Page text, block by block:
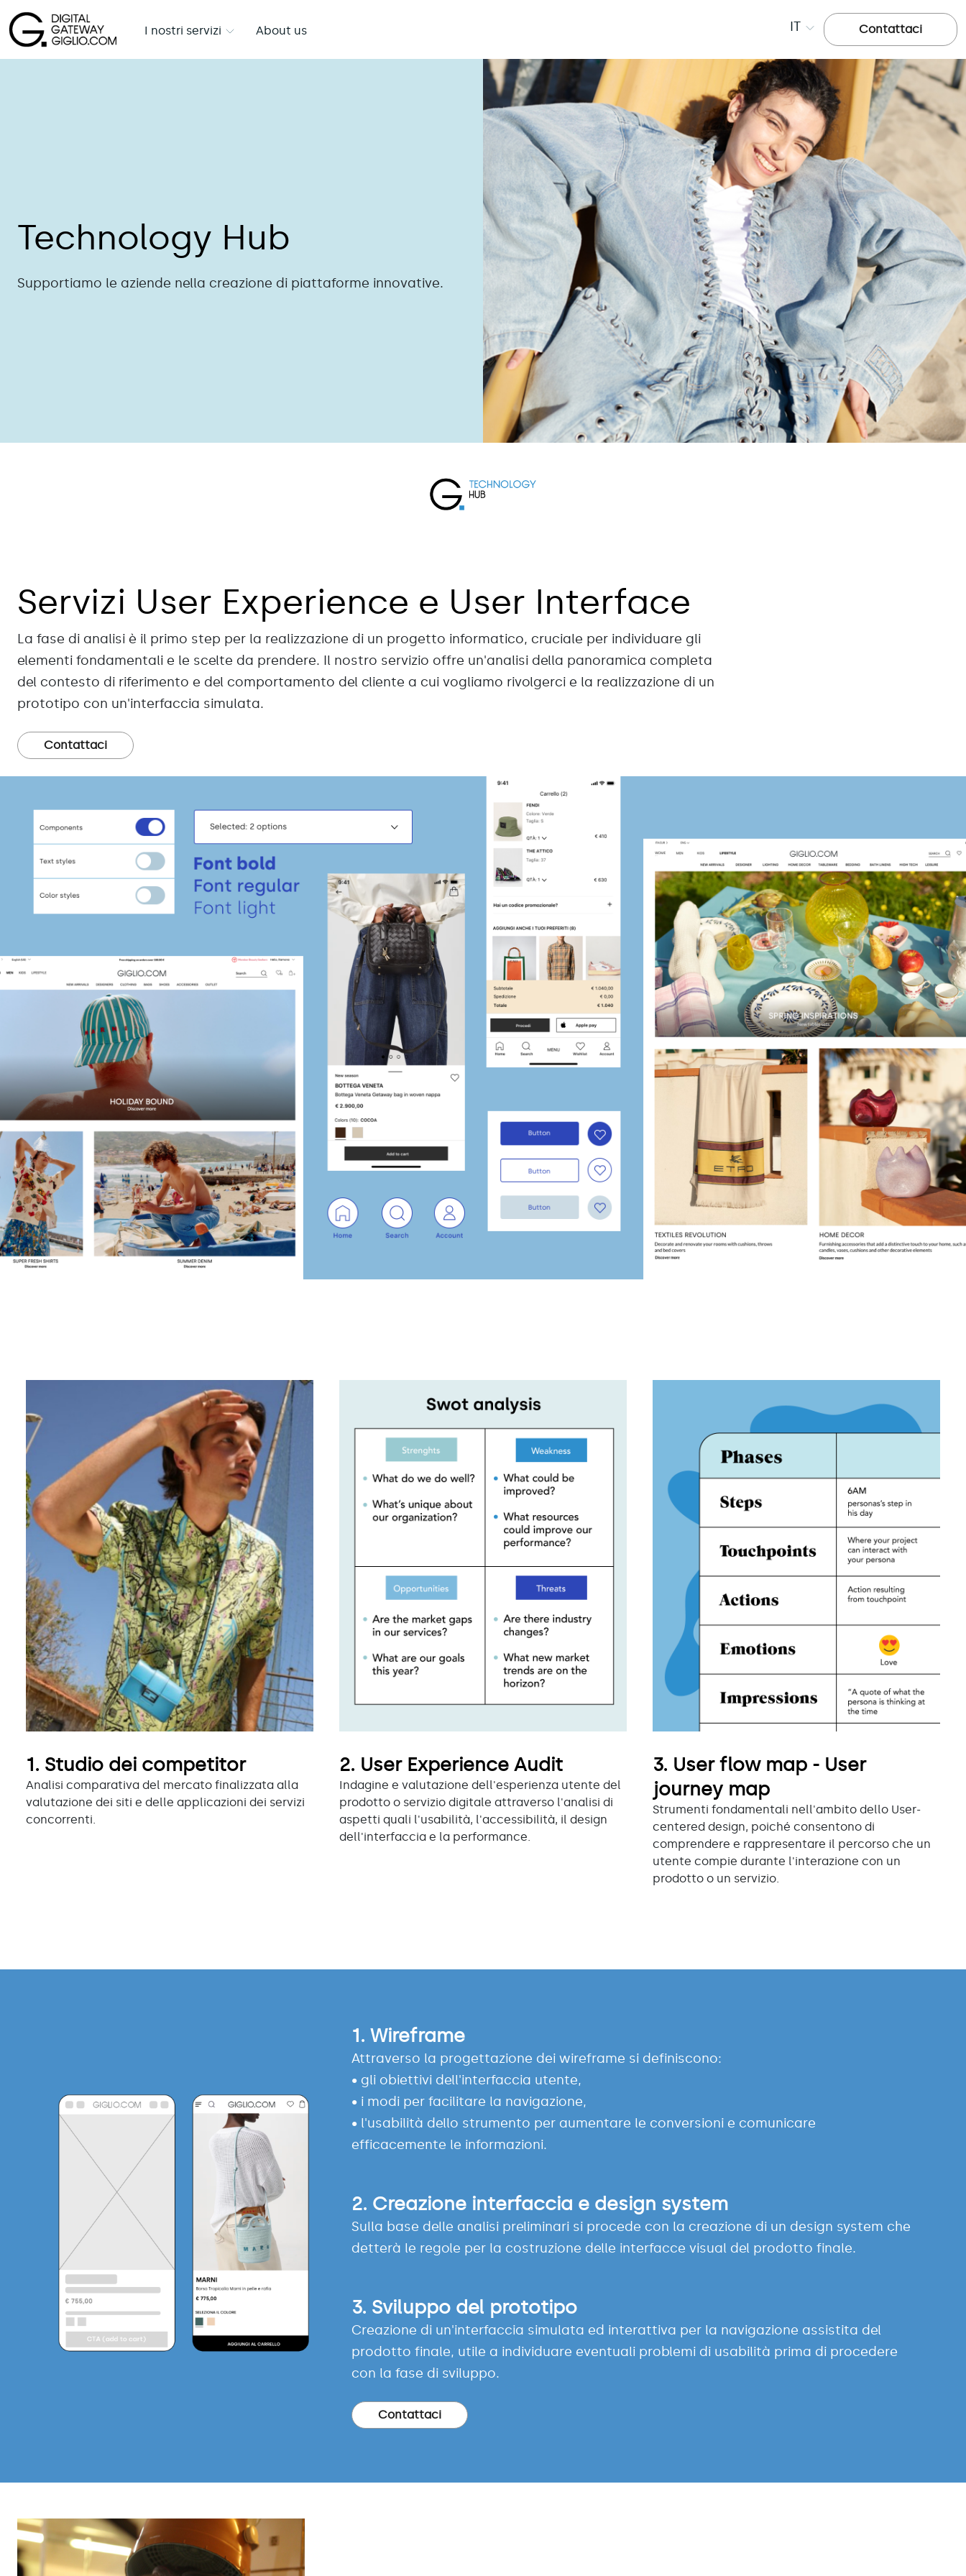
I nostri servizi About us IT Contattaci
Technology Hub
Supportiamo le aziende nella creazione di piattaforme innovative.
Servizi User Experience e User Interface
La fase di analisi è il primo step per la realizzazione di un progetto informatico, cruciale per individuare gli
elementi fondamentali e le scelte da prendere. Il nostro servizio offre un'analisi della panoramica completa
del contesto di riferimento e del comportamento del cliente a cui vogliamo rivolgerci e la realizzazione di un
prototipo con un'interfaccia simulata.
Contattaci
1. Studio dei competitor
Analisi comparativa del mercato finalizzata alla
valutazione dei siti e delle applicazioni dei servizi
concorrenti.
2. User Experience Audit
Indagine e valutazione dell'esperienza utente del
prodotto o servizio digitale attraverso l'analisi di
aspetti quali l'usabilità, l'accessibilità, il design
dell'interfaccia e la performance.
3. User flow map - User
journey map
Strumenti fondamentali nell'ambito dello User-
centered design, poiché consentono di
comprendere e rappresentare il percorso che un
utente compie durante l'interazione con un
prodotto o un servizio.
1. Wireframe
Attraverso la progettazione dei wireframe si definiscono:
• gli obiettivi dell'interfaccia utente,
• i modi per facilitare la navigazione,
• l'usabilità dello strumento per aumentare le conversioni e comunicare
efficacemente le informazioni.
2. Creazione interfaccia e design system
Sulla base delle analisi preliminari si procede con la creazione di un design system che
detterà le regole per la costruzione delle interfacce visual del prodotto finale.
3. Sviluppo del prototipo
Creazione di un'interfaccia simulata ed interattiva per la navigazione assistita del
prodotto finale, utile a individuare eventuali problemi di usabilità prima di procedere
con la fase di sviluppo.
Contattaci